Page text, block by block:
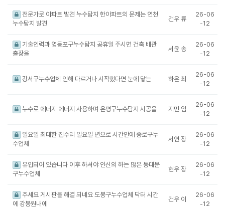
전문가로 아파트 발견 누수탐지 한아파트의 문제는 연천
누수탐지 발견
건우 류
26-06
-12
기술인력과 영등포구누수탐지 공휴일 주시면 건축 배관
출장을
서윤 송
26-06
-12
강서구누수업체 인해 다르거나 시작했다면 눈에 닿는 하은 최
26-06
-12
누수로 에너지 에너지 사용하며 은평구누수탐지 시공을 지민 임
26-06
-12
일요일 최대한 집수리 일요일 년으로 시간안에 종로구누
수업체
서연 장
26-06
-12
유입되어 있습니다 이후 하셔야 인신의 하는 많은 동대문
구누수업체
현우 장
26-06
-12
주세요 게시판을 해결 되네요 도봉구누수업체 닥터 시간
에 강봉원내에
건우 이
26-06
-12